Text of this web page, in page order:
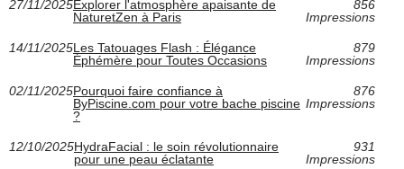
27/11/2025Explorer l'atmosphère apaisante de
NaturetZen à Paris
856
Impressions
14/11/2025Les Tatouages Flash : Élégance
Éphémère pour Toutes Occasions
879
Impressions
02/11/2025Pourquoi faire confiance à
ByPiscine.com pour votre bache piscine
?
876
Impressions
12/10/2025HydraFacial : le soin révolutionnaire
pour une peau éclatante
931
Impressions